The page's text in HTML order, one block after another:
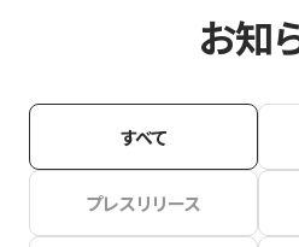
お知
すべて
プレスリリース